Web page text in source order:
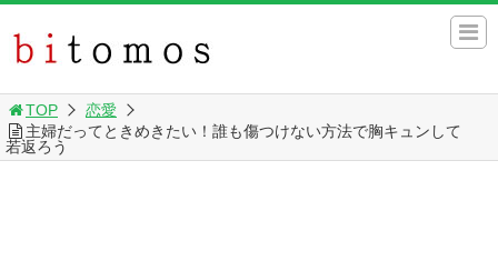
TOP
恋愛
主婦だってときめきたい！誰も傷つけない方法で胸キュンして
若返ろう